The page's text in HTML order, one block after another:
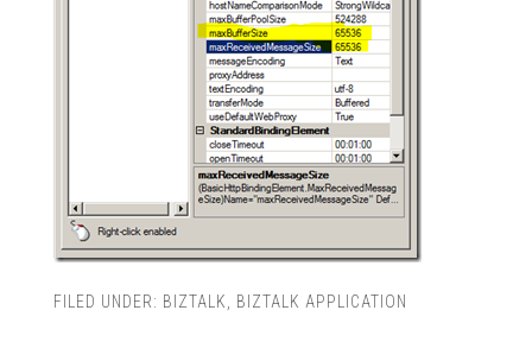
FILED UNDER: BIZTALK BIZTALK APPLICATION